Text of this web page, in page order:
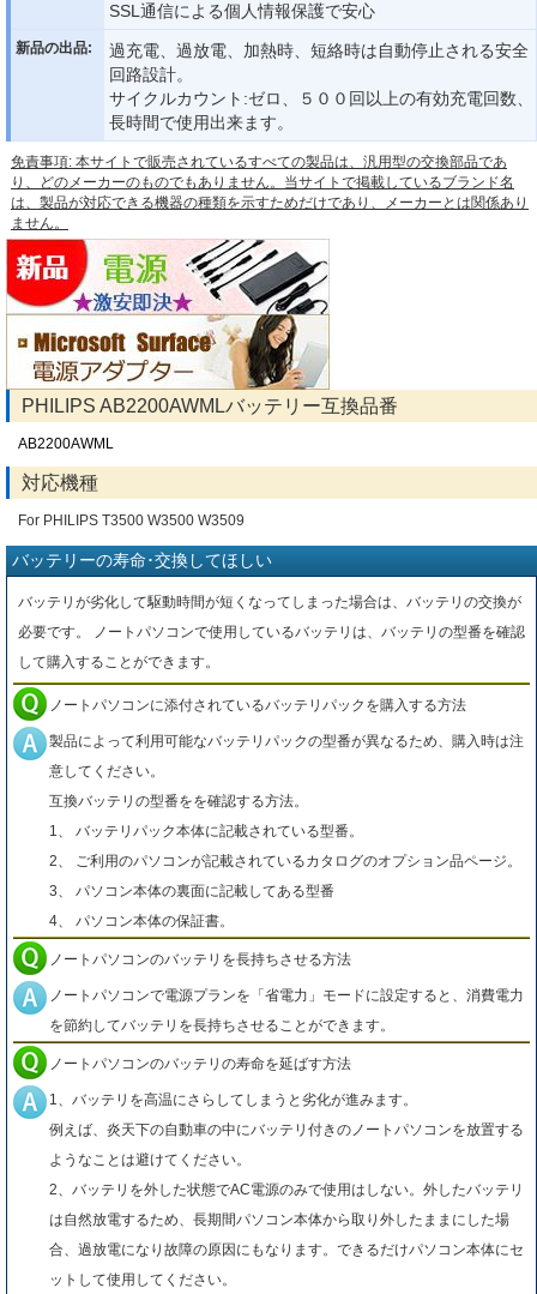
SSL通信による個人情報保護で安心
新品の出品:
過充電、過放電、加熱時、短絡時は自動停止される安全
回路設計。
サイクルカウント:ゼロ、５００回以上の有効充電回数、
長時間で使用出来ます。
免責事項: 本サイトで販売されているすべての製品は、汎用型の交換部品であ
り、どのメーカーのものでもありません。当サイトで掲載しているブランド名
は、製品が対応できる機器の種類を示すためだけであり、メーカーとは関係あり
ません。
PHILIPS AB2200AWMLバッテリー互換品番
AB2200AWML
対応機種
For PHILIPS T3500 W3500 W3509
バッテリーの寿命･交換してほしい
バッテリが劣化して駆動時間が短くなってしまった場合は、バッテリの交換が
必要です。 ノートパソコンで使用しているバッテリは、バッテリの型番を確認
して購入することができます。
ノートパソコンに添付されているバッテリパックを購入する方法
製品によって利用可能なバッテリパックの型番が異なるため、購入時は注
意してください。
互換バッテリの型番をを確認する方法。
1、 バッテリパック本体に記載されている型番。
2、 ご利用のパソコンが記載されているカタログのオプション品ページ。
3、 パソコン本体の裏面に記載してある型番
4、 パソコン本体の保証書。
ノートパソコンのバッテリを長持ちさせる方法
ノートパソコンで電源プランを「省電力」モードに設定すると、消費電力
を節約してバッテリを長持ちさせることができます。
ノートパソコンのバッテリの寿命を延ばす方法
1、バッテリを高温にさらしてしまうと劣化が進みます。
例えば、炎天下の自動車の中にバッテリ付きのノートパソコンを放置する
ようなことは避けてください。
2、バッテリを外した状態でAC電源のみで使用はしない。外したバッテリ
は自然放電するため、長期間パソコン本体から取り外したままにした場
合、過放電になり故障の原因にもなります。できるだけパソコン本体にセ
ットして使用してください。